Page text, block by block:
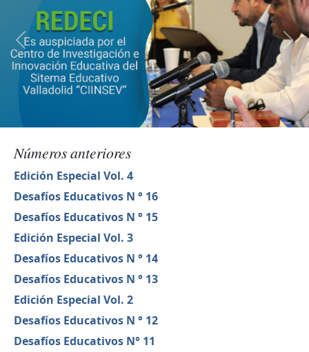
Números anteriores
Edición Especial Vol. 4
Desafíos Educativos N ° 16
Desafíos Educativos N ° 15
Edición Especial Vol. 3
Desafíos Educativos N ° 14
Desafíos Educativos N ° 13
Edición Especial Vol. 2
Desafíos Educativos N ° 12
Desafíos Educativos N° 11